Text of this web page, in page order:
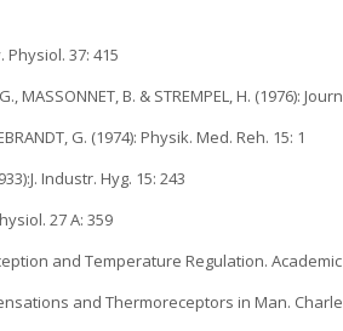
Physiol. 37: 415
MASSONNET, B. & STREMPEL, H. (1976):
G. (1974): Physik. Med. Reh. 15: 1
Industr. Hyg. 15: 243
27 A: 359
and Temperature Regulation.
and Thermoreceptors in Man.